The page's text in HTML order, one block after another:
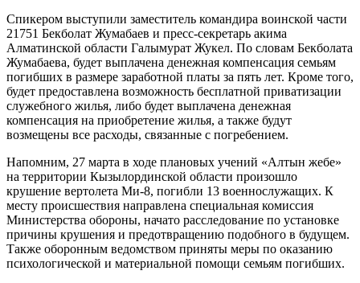
Спикером выступили заместитель командира воинской части
21751 Бекболат Жумабаев и пресс-секретарь акима
Алматинской области Галымурат Жукел. По словам Бекболата
Жумабаева, будет выплачена денежная компенсация семьям
погибших в размере заработной платы за пять лет. Кроме того,
будет предоставлена возможность бесплатной приватизации
служебного жилья, либо будет выплачена денежная
компенсация на приобретение жилья, а также будут
возмещены все расходы, связанные с погребением.
Напомним, 27 марта в ходе плановых учений «Алтын жебе»
на территории Кызылординской области произошло
крушение вертолета Ми-8, погибли 13 военнослужащих. К
месту происшествия направлена специальная комиссия
Министерства обороны, начато расследование по установке
причины крушения и предотвращению подобного в будущем.
Также оборонным ведомством приняты меры по оказанию
психологической и материальной помощи семьям погибших.